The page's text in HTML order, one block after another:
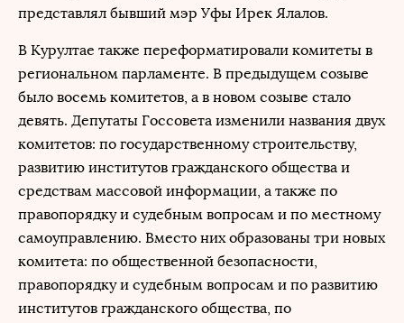
представлял бывший мэр Уфы Ирек Ялалов.
В Курултае также переформатировали комитеты в
региональном парламенте. В предыдущем созыве
было восемь комитетов, а в новом созыве стало
девять. Депутаты Госсовета изменили названия двух
комитетов: по государственному строительству,
развитию институтов гражданского общества и
средствам массовой информации, а также по
правопорядку и судебным вопросам и по местному
самоуправлению. Вместо них образованы три новых
комитета: по общественной безопасности,
правопорядку и судебным вопросам и по развитию
институтов гражданского общества, по